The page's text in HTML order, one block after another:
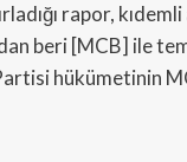
rapor,
beri [MCB] ile
hükümetinin